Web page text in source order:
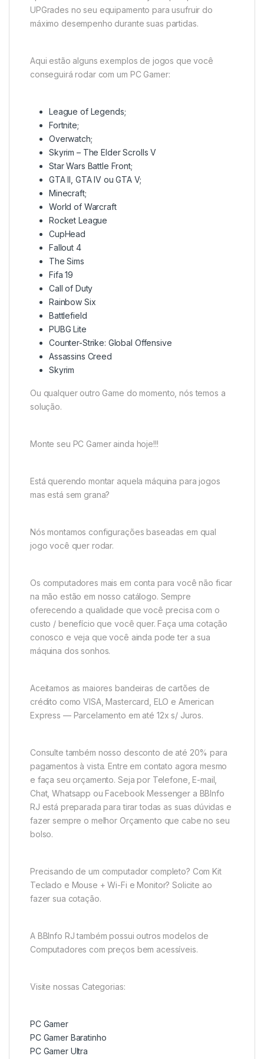
UPGrades no seu equipamento para usufruir do
máximo desempenho durante suas partidas.
Aqui estão alguns exemplos de jogos que você
conseguirá rodar com um PC Gamer:
League of Legends;
Fortnite;
Overwatch;
Skyrim – The Elder Scrolls V
Star Wars Battle Front;
GTA II, GTA IV ou GTA V;
Minecraft;
World of Warcraft
Rocket League
CupHead
Fallout 4
The Sims
Fifa 19
Call of Duty
Rainbow Six
Battlefield
PUBG Lite
Counter-Strike: Global Offensive
Assassins Creed
Skyrim
Ou qualquer outro Game do momento, nós temos a
solução.
Monte seu PC Gamer ainda hoje!!!
Está querendo montar aquela máquina para jogos
mas está sem grana?
Nós montamos configurações baseadas em qual
jogo você quer rodar.
Os computadores mais em conta para você não ficar
na mão estão em nosso catálogo. Sempre
oferecendo a qualidade que você precisa com o
custo / benefício que você quer. Faça uma cotação
conosco e veja que você ainda pode ter a sua
máquina dos sonhos.
Aceitamos as maiores bandeiras de cartões de
crédito como VISA, Mastercard, ELO e American
Express — Parcelamento em até 12x s/ Juros.
Consulte também nosso desconto de até 20% para
pagamentos à vista. Entre em contato agora mesmo
e faça seu orçamento. Seja por Telefone, E-mail,
Chat, Whatsapp ou Facebook Messenger a BBInfo
RJ está preparada para tirar todas as suas dúvidas e
fazer sempre o melhor Orçamento que cabe no seu
bolso.
Precisando de um computador completo? Com Kit
Teclado e Mouse + Wi-Fi e Monitor? Solicite ao
fazer sua cotação.
A BBInfo RJ também possui outros modelos de
Computadores com preços bem acessíveis.
Visite nossas Categorias:
PC Gamer
PC Gamer Baratinho
PC Gamer Ultra